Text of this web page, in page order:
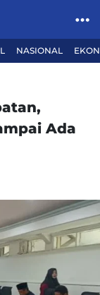
NASIONAL
Ada